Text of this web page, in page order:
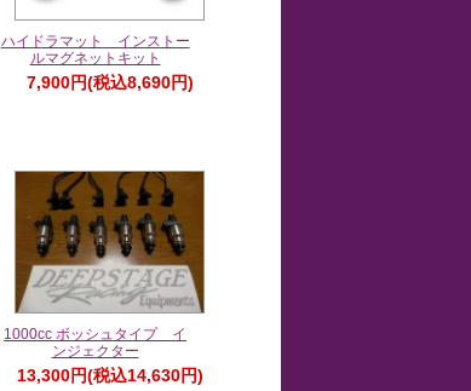
ハイドラマット インストー
ルマグネットキット
7,900円(税込8,690円)
1000cc ボッシュタイプ イ
ンジェクター
13,300円(税込14,630円)